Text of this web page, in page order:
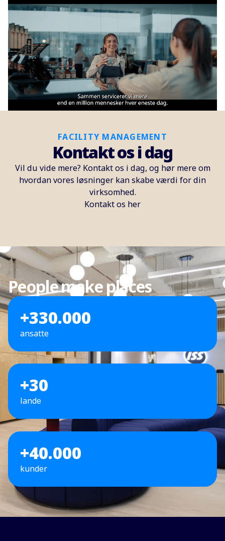
FACILITY MANAGEMENT
Kontakt os i dag
Vil du vide mere? Kontakt os i dag, og hør mere om
hvordan vores løsninger kan skabe værdi for din
virksomhed.
Kontakt os her
People make places
+330.000
ansatte
+30
lande
+40.000
kunder